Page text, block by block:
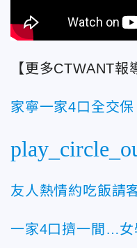
【更多CTWANT報
家寧一家4口全交
友人熱情約吃飯請
一家4口擠一間…女